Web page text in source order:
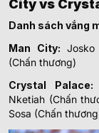
City vs
Danh sách vắng
Man City: Josko
(Chấn thương)
Crystal Palace:
Nketiah (Chấn
Sosa (Chấn